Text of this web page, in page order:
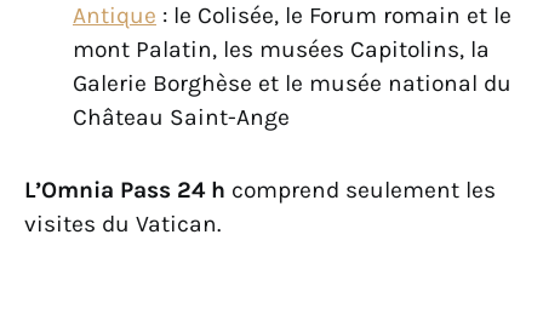
Antique : le Colisée, le Forum romain et le
mont Palatin, les musées Capitolins, la
Galerie Borghèse et le musée national du
Château Saint-Ange
L’Omnia Pass 24 h comprend seulement les
visites du Vatican.